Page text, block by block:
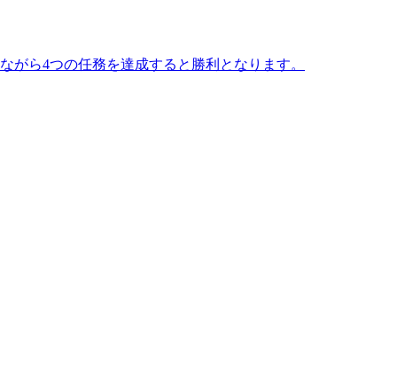
ら4つの任務を達成すると勝利となります。